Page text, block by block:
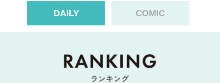
DAILY COMIC